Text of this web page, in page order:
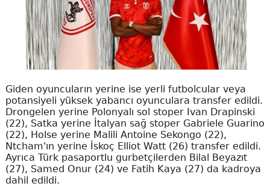
Giden oyuncuların yerine ise yerli futbolcular veya
potansiyeli yüksek yabancı oyunculara transfer edildi.
Drongelen yerine Polonyalı sol stoper Ivan Drapinski
(22), Satka yerine İtalyan sağ stoper Gabriele Guarino
(22), Holse yerine Malili Antoine Sekongo (22),
Ntcham'ın yerine İskoç Elliot Watt (26) transfer edildi.
Ayrıca Türk pasaportlu gurbetçilerden Bilal Beyazıt
(27), Samed Onur (24) ve Fatih Kaya (27) da kadroya
dahil edildi.